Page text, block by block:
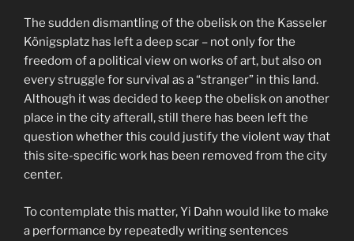
The sudden dismantling of the obelisk on the Kasseler
Königsplatz has left a deep scar – not only for the
freedom of a political view on works of art, but also on
every struggle for survival as a “stranger” in this land.
Although it was decided to keep the obelisk on another
place in the city afterall, still there has been left the
question whether this could justify the violent way that
this site-specific work has been removed from the city
center.
To contemplate this matter, Yi Dahn would like to make
a performance by repeatedly writing sentences